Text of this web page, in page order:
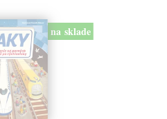
na sklade